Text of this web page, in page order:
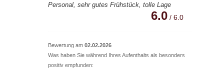
Personal, sehr gutes Frühstück, tolle Lage
6.0/ 6.0
Bewertung am 02.02.2026
Was haben Sie während Ihres Aufenthalts als besonders
positiv empfunden: